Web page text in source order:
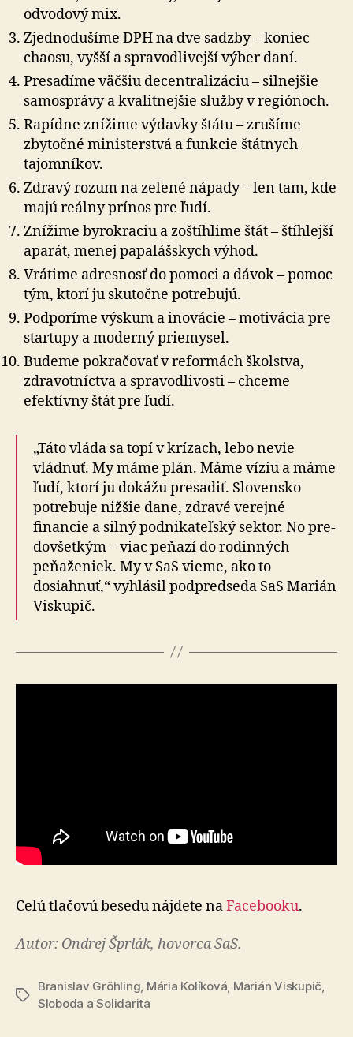
odvodový mix.
Zjednodušíme DPH na dve sadzby – koniec
chaosu, vyšší a spravodlivejší výber daní.
Presadíme väčšiu decentralizáciu – silnejšie
samosprávy a kvalitnejšie služby v regiónoch.
Rapídne znížime výdavky štátu – zrušíme
zbytočné ministerstvá a funkcie štátnych
tajomníkov.
Zdravý rozum na zelené nápady – len tam, kde
majú reálny prínos pre ľudí.
Znížime byrokraciu a zoštíhlime štát – štíhlejší
aparát, menej papalášskych výhod.
Vrátime adresnosť do pomoci a dávok – pomoc
tým, ktorí ju skutočne potrebujú.
Podporíme výskum a inovácie – motivácia pre
startupy a moderný priemysel.
Budeme pokračovať v reformách školstva,
zdravotníctva a spravodlivosti – chceme
efektívny štát pre ľudí.
„Táto vláda sa topí v krízach, lebo nevie
vládnuť. My máme plán. Máme víziu a máme
ľudí, ktorí ju dokážu presadiť. Slovensko
potrebuje nižšie dane, zdravé verejné
financie a silný podnikateľský sektor. No pre­
do­všet­kým – viac peňazí do rodinných
peňaženiek. My v SaS vieme, ako to
dosiahnuť,“ vyhlásil podpredseda SaS Marián
Viskupič.
Celú tlačovú besedu nájdete naFacebooku.
Autor: Ondrej Šprlák, hovorca SaS.
Značky
Branislav Gröhling Mária Kolíková Marián Viskupič
Sloboda a Solidarita